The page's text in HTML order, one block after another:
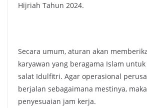
Hijriah Tahun 2024.
Secara umum, aturan akan
karyawan yang beragama Islam
salat Idulfitri. Agar operasional
berjalan sebagaimana mestinya,
penyesuaian jam kerja.